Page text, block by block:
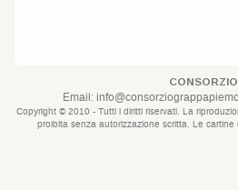
Email:
Copyright © 2010 - Tutti i diritti riservati. La
proibita senza autorizzazione scritta. Le